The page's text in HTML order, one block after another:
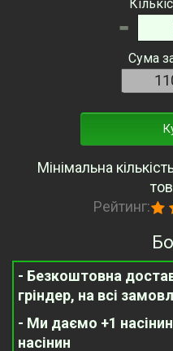
-
Сума
Мінімальна
Рейтинг:
- Безкоштовна
гріндер, на всі
- Ми даємо +1
насінин